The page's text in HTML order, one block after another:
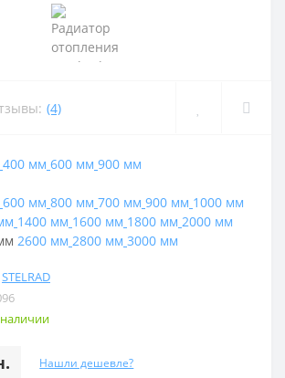
(4)
STELRAD
наличии
Нашли дешевле?
400 мм 600 мм 900 мм
600 мм 800 мм 700 мм 900 мм 1000 мм
1400 мм 1600 мм 1800 мм 2000 мм
2600 мм 2800 мм 3000 мм